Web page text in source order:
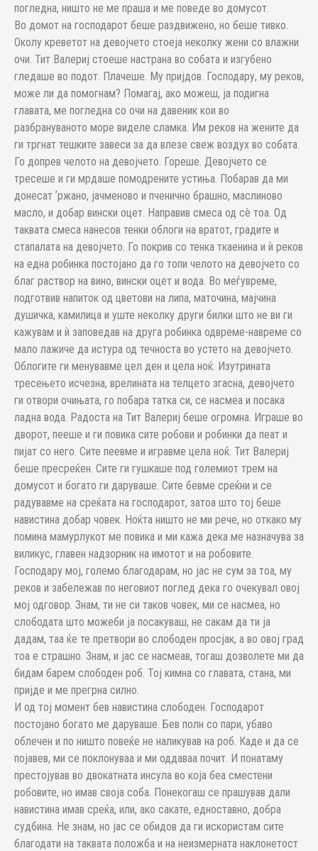
погледна, ништо не ме праша и ме поведе во домусот.
Во домот на господарот беше раздвижено, но беше тивко.
Околу креветот на девојчето стоеја неколку жени со влажни
очи. Тит Валериј стоеше настрана во собата и изгубено
гледаше во подот. Плачеше. Му пријдов. Господару, му реков,
може ли да помогнам? Помагај, ако можеш, ја подигна
главата, ме погледна со очи на давеник кои во
разбрануваното море виделе сламка. Им реков на жените да
ги тргнат тешките завеси за да влезе свеж воздух во собата.
Го допрев челото на девојчето. Гореше. Девојчето се
тресеше и ги мрдаше помодрените устиња. Побарав да ми
донесат ʼржано, јачменово и пченично брашно, маслиново
масло, и добар вински оцет. Направив смеса од сè тоа. Од
таквата смеса нанесов тенки облоги на вратот, градите и
стапалата на девојчето. Го покрив со тенка ткаенина и ѝ реков
на една робинка постојано да го топи челото на девојчето со
благ раствор на вино, вински оцет и вода. Во меѓувреме,
подготвив напиток од цветови на липа, маточина, мајчина
душичка, камилица и уште неколку други билки што не ви ги
кажувам и ѝ заповедав на друга робинка одвреме-навреме со
мало лажиче да истура од течноста во устето на девојчето.
Облогите ги менувавме цел ден и цела ноќ. Изутрината
тресењето исчезна, врелината на телцето згасна, девојчето
ги отвори очињата, го побара татка си, се насмеа и посака
ладна вода. Радоста на Тит Валериј беше огромна. Играше во
дворот, пееше и ги повика сите робови и робинки да пеат и
пијат со него. Сите пеевме и игравме цела ноќ. Тит Валериј
беше пресреќен. Сите ги гушкаше под големиот трем на
домусот и богато ги даруваше. Сите бевме среќни и се
радувавме на среќата на господарот, затоа што тој беше
навистина добар човек. Ноќта ништо не ми рече, но откако му
помина мамурлукот ме повика и ми кажа дека ме назначува за
виликус, главен надзорник на имотот и на робовите.
Господару мој, големо благодарам, но јас не сум за тоа, му
реков и забележав по неговиот поглед дека го очекувал овој
мој одговор. Знам, ти не си таков човек, ми се насмеа, но
слободата што можеби ја посакуваш, не сакам да ти ја
дадам, таа ќе те претвори во слободен просјак, а во овој град
тоа е страшно. Знам, и јас се насмеав, тогаш дозволете ми да
бидам барем слободен роб. Тој кимна со главата, стана, ми
пријде и ме прегрна силно.
И од тој момент бев навистина слободен. Господарот
постојано богато ме даруваше. Бев полн со пари, убаво
облечен и по ништо повеќе не наликував на роб. Каде и да се
појавев, ми се поклонуваа и ми оддаваа почит. И понатаму
престојував во двокатната инсула во која беа сместени
робовите, но имав своја соба. Понекогаш се прашував дали
навистина имав среќа, или, ако сакате, едноставно, добра
судбина. Не знам, но јас се обидов да ги искористам сите
благодати на таквата положба и на неизмерната наклонетост